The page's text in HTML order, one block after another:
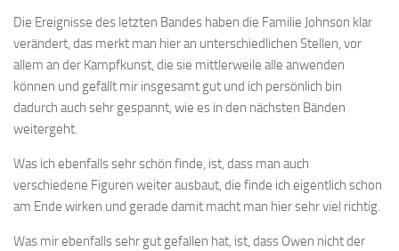
Die Ereignisse des letzten Bandes haben die Familie Johnson klar
verändert, das merkt man hier an unterschiedlichen Stellen, vor
allem an der Kampfkunst, die sie mittlerweile alle anwenden
können und gefällt mir insgesamt gut und ich persönlich bin
dadurch auch sehr gespannt, wie es in den nächsten Bänden
weitergeht.
Was ich ebenfalls sehr schön finde, ist, dass man auch
verschiedene Figuren weiter ausbaut, die finde ich eigentlich schon
am Ende wirken und gerade damit macht man hier sehr viel richtig.
Was mir ebenfalls sehr gut gefallen hat, ist, dass Owen nicht der